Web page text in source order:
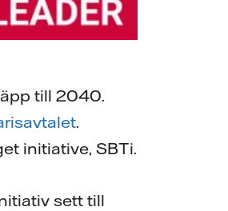
till 2040.
.
initiative, SBTi.
sett till